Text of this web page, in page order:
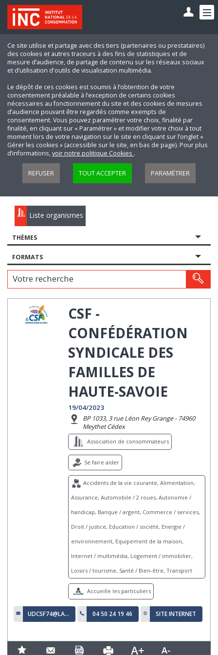
Ce site utilise et partage avec des tiers (partenaires ou prestataires)
des cookies et autres traceurs à des fins de statistiques et de
mesure d’audience, de partage de contenu sur les réseaux sociaux
et d’utilisation d'outils de visualisation multimédia.
Le dépôt de ces cookies est soumis à l’obtention de votre
consentement préalable à l’exception de certains cookies
nécessaires au fonctionnement du site et des cookies de mesures
d’audience pouvant être regardés comme exempts de
consentement. Vous pouvez paramétrer votre choix, finalité par
finalité, en cliquant sur « Paramétrer » et modifier votre choix à tout
moment lors de votre navigation sur le site en cliquant sur l’onglet «
Gérer les cookies » (accessible sur le site, en bas de page). Pour plus
d’informations,voir notre politique Cookies .
REFUSER TOUT ACCEPTER PARAMÉTRER
Liste organismes
THÈMES
FORMATS
Votre recherche
CSF -
CONFÉDÉRATION
SYNDICALE DES
FAMILLES DE
HAUTE-SAVOIE
19/04/2023
BP 1033, 3 rue Léon Rey Grange - 74960
Meythet Cédex
Association de consommateurs
Se faire aider
Accidents de la vie courante, Alimentation,
Assurance, Automobile / 2 roues, Autonomie /
handicap, Banque / argent, Commerce / services,
Droit / justice, Education / société, Energie /
environnement, Equipement de la maison,
Internet / multimédia, Logement / immobilier,
Loisirs / tourisme, Santé / Bien-être, Transport
Accueille les particuliers
UDCSF74@LA-CSF.ORG 04 50 24 19 46 SITE INTERNET